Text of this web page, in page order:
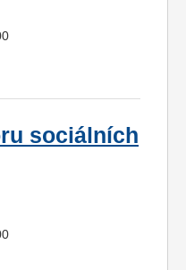
sociálních